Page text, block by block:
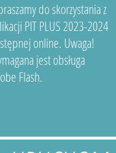
do skorzystania z
PIT PLUS 2023-2024
online. Uwaga!
jest obsługa
Flash.